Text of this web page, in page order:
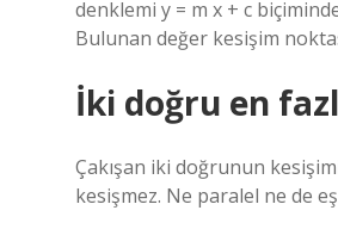
denklemi y = m x + c
Bulunan değer kesişim
İki doğru en
Çakışan iki doğrunun
kesişmez. Ne paralel ne de